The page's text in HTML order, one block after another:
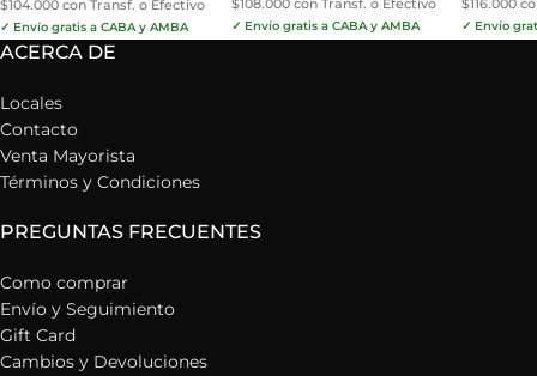
$104.000 con Transf. o Efectivo
✓ Envío gratis a CABA y AMBA
$108.000 con Transf. o Efectivo
✓ Envío gratis a CABA y AMBA
$116.000
✓ Envío
ACERCA DE
Locales
Contacto
Venta Mayorista
Términos y Condiciones
PREGUNTAS FRECUENTES
Como comprar
Envío y Seguimiento
Gift Card
Cambios y Devoluciones